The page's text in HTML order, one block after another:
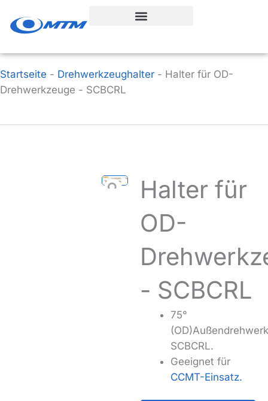
Inhalt
Startseite - Drehwerkzeughalter - Halter für OD-
Drehwerkzeuge - SCBCRL
Halter für
OD-
- SCBCRL
75°
SCBCRL.
Geeignet für
CCMT-Einsatz.